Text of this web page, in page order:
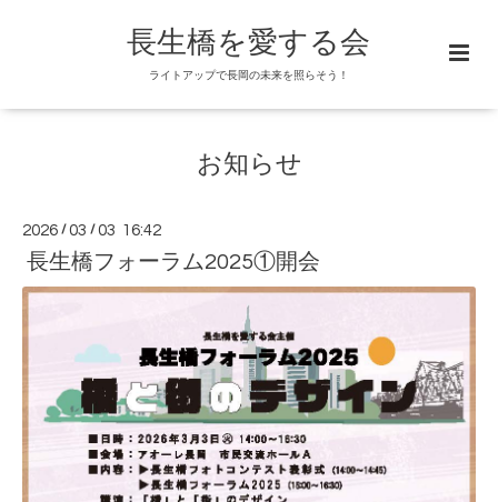
長生橋を愛する会
ライトアップで長岡の未来を照らそう！
お知らせ
2026 /03 /03 16:42
長生橋フォーラム2025①開会